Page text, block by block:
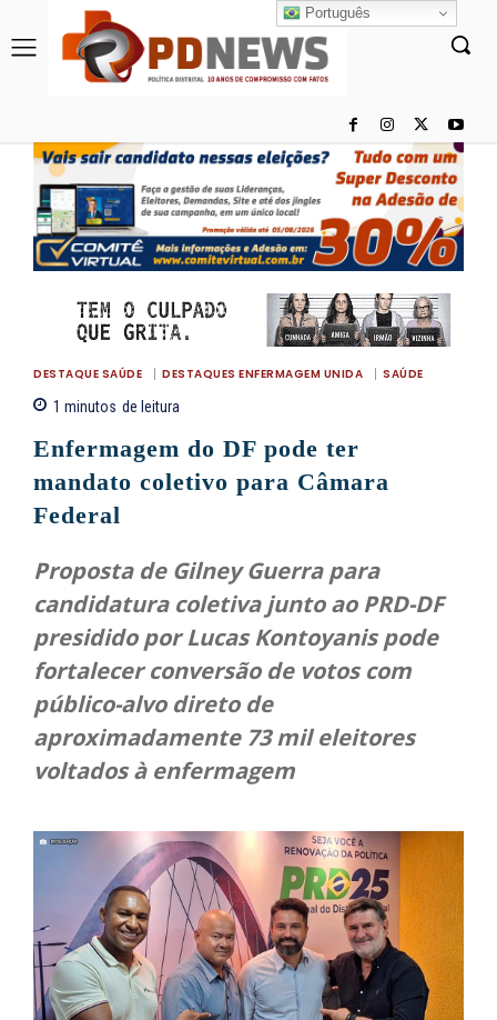
DESTAQUE SAÚDE DESTAQUES ENFERMAGEM UNIDA SAÚDE
1 minutos de leitura
Enfermagem do DF pode ter
mandato coletivo para Câmara
Federal
Proposta de Gilney Guerra para
candidatura coletiva junto ao PRD-DF
presidido por Lucas Kontoyanis pode
fortalecer conversão de votos com
público-alvo direto de
aproximadamente 73 mil eleitores
voltados à enfermagem
Português